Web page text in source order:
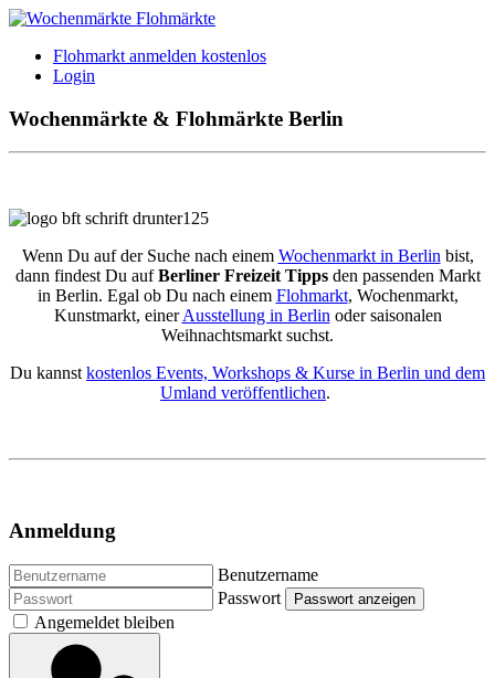
Flohmarkt anmelden kostenlos
Login
Wochenmärkte & Flohmärkte Berlin
Wenn Du auf der Suche nach einem Wochenmarkt in Berlinbist,
dann findest Du aufBerliner Freizeit Tippsden passenden Markt
in Berlin. Egal ob Du nach einem Flohmarkt, Wochenmarkt,
Kunstmarkt, einerAusstellung in Berlinoder saisonalen
Weihnachtsmarkt suchst.
Du kannstkostenlos Events, Workshops & Kurse in Berlin und dem
Umland veröffentlichen.
Anmeldung
Benutzername
Passwort
Passwort anzeigen
Angemeldet bleiben